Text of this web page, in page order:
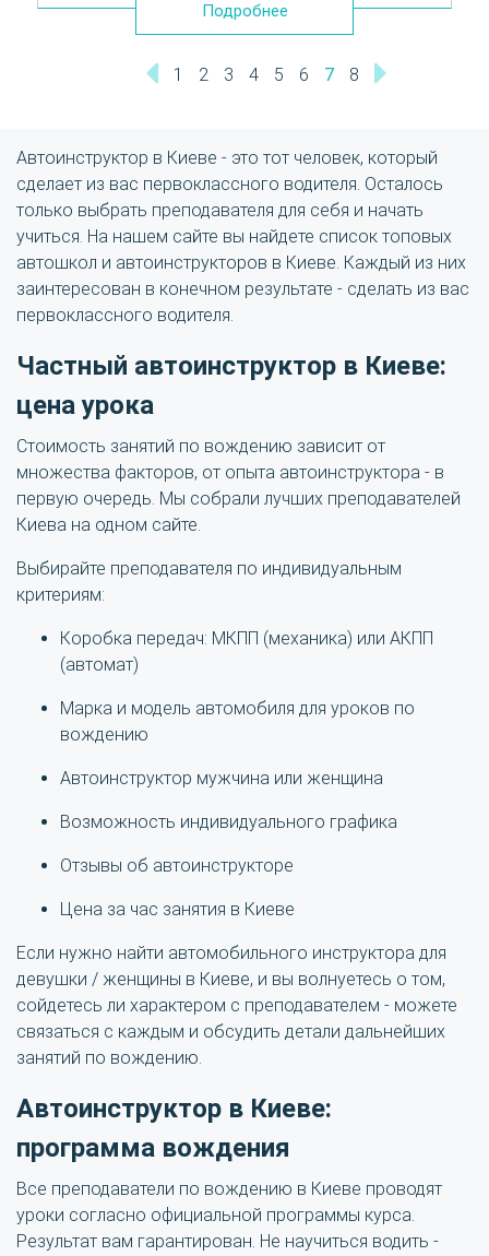
Подробнее
1 2 3 4 5 6 7 8
Автоинструктор в Киеве - это тот человек, который
сделает из вас первоклассного водителя. Осталось
только выбрать преподавателя для себя и начать
учиться. На нашем сайте вы найдете список топовых
автошкол и автоинструкторов в Киеве. Каждый из них
заинтересован в конечном результате - сделать из вас
первоклассного водителя.
Частный автоинструктор в Киеве:
цена урока
Стоимость занятий по вождению зависит от
множества факторов, от опыта автоинструктора - в
первую очередь. Мы собрали лучших преподавателей
Киева на одном сайте.
Выбирайте преподавателя по индивидуальным
критериям:
Коробка передач: МКПП (механика) или АКПП
(автомат)
Марка и модель автомобиля для уроков по
вождению
Автоинструктор мужчина или женщина
Возможность индивидуального графика
Отзывы об автоинструкторе
Цена за час занятия в Киеве
Если нужно найти автомобильного инструктора для
девушки / женщины в Киеве, и вы волнуетесь о том,
сойдетесь ли характером с преподавателем - можете
связаться с каждым и обсудить детали дальнейших
занятий по вождению.
Автоинструктор в Киеве:
программа вождения
Все преподаватели по вождению в Киеве проводят
уроки согласно официальной программы курса.
Результат вам гарантирован. Не научиться водить -